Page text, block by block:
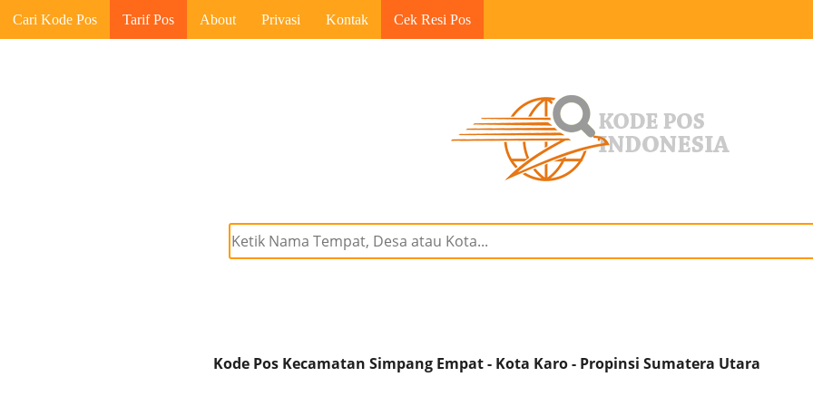
Cari Kode Pos Tarif Pos About Privasi Kontak Cek Resi Pos
Kode Pos Kecamatan Simpang Empat - Kota Karo - Propinsi Sumatera Utara